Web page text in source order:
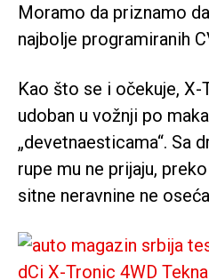
Moramo da priznamo
najbolje programiranih
Kao što se i očekuje,
udoban u vožnji po
„devetnaesticama“. Sa
rupe mu ne prijaju,
sitne neravnine ne